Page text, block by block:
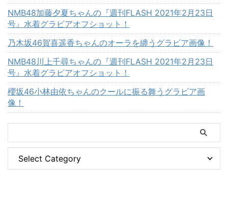
NMB48加藤夕夏ちゃんの『週刊FLASH 2021年2月23日
号』水着グラビアオフショット！
乃木坂46賀喜遥香ちゃんのオーラを纏うグラビア画像！
NMB48川上千尋ちゃんの『週刊FLASH 2021年2月23日
号』水着グラビアオフショット！
櫻坂46小林由依ちゃんのクールに振る舞うグラビア画
像！